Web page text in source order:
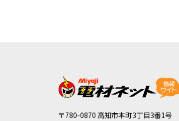
〒780-0870 高知市本町3丁目3番1号